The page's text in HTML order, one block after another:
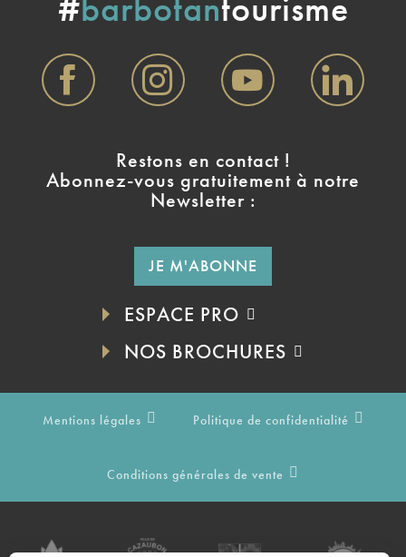
Restons en contact !
Abonnez-vous gratuitement à notre
Newsletter :
JE M'ABONNE
ESPACE PRO
NOS BROCHURES
Mentions légales Politique de confidentialité
Conditions générales de vente